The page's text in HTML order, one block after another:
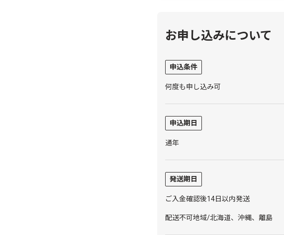
お申し込みについて
申込条件
何度も申し込み可
申込期日
通年
発送期日
ご入金確認後14日以内発送
配送不可地域/北海道、沖縄、離島